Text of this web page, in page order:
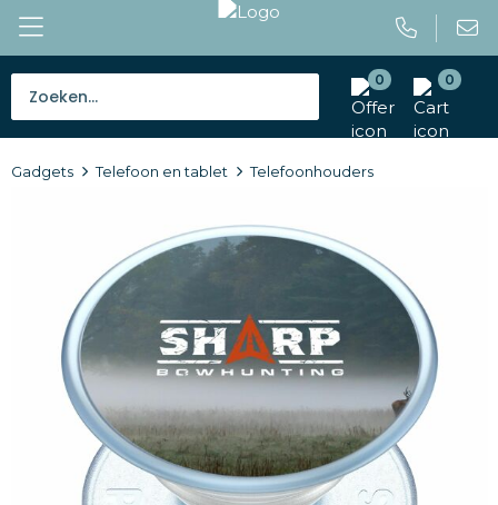
0 0
Tassen
Caps en mutsen
Giveaways
Drinkwaren
Paraplu's
Outdoor en vrije tijd
Gereedschap en veiligheid
Gadgets Telefoon en tablet Telefoonhouders